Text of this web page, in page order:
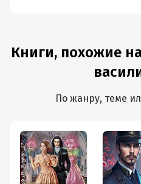
Книги, похожие
По жанру, теме